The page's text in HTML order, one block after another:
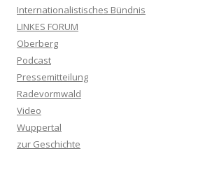
Internationalistisches Bündnis
LINKES FORUM
Oberberg
Podcast
Pressemitteilung
Radevormwald
Video
Wuppertal
zur Geschichte